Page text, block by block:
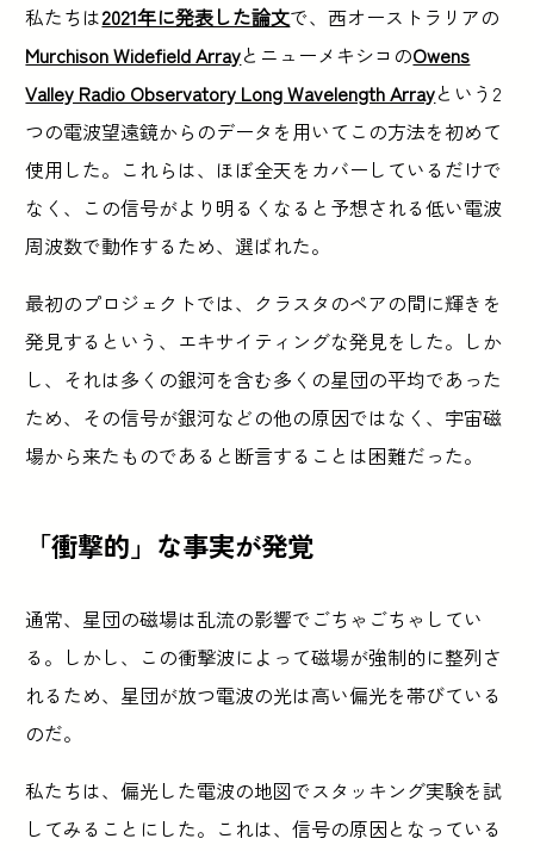
私たちは2021年に発表した論文で、西オーストラリアの
Murchison Widefield ArrayとニューメキシコのOwens
Valley Radio Observatory Long Wavelength Arrayという2
つの電波望遠鏡からのデータを用いてこの方法を初めて
使用した。これらは、ほぼ全天をカバーしているだけで
なく、この信号がより明るくなると予想される低い電波
周波数で動作するため、選ばれた。
最初のプロジェクトでは、クラスタのペアの間に輝きを
発見するという、エキサイティングな発見をした。しか
し、それは多くの銀河を含む多くの星団の平均であった
ため、その信号が銀河などの他の原因ではなく、宇宙磁
場から来たものであると断言することは困難だった。
「衝撃的」な事実が発覚
通常、星団の磁場は乱流の影響でごちゃごちゃしてい
る。しかし、この衝撃波によって磁場が強制的に整列さ
れるため、星団が放つ電波の光は高い偏光を帯びている
のだ。
私たちは、偏光した電波の地図でスタッキング実験を試
してみることにした。これは、信号の原因となっている